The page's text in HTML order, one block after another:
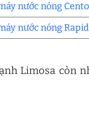
nước nóng
nước nóng
Limosa còn